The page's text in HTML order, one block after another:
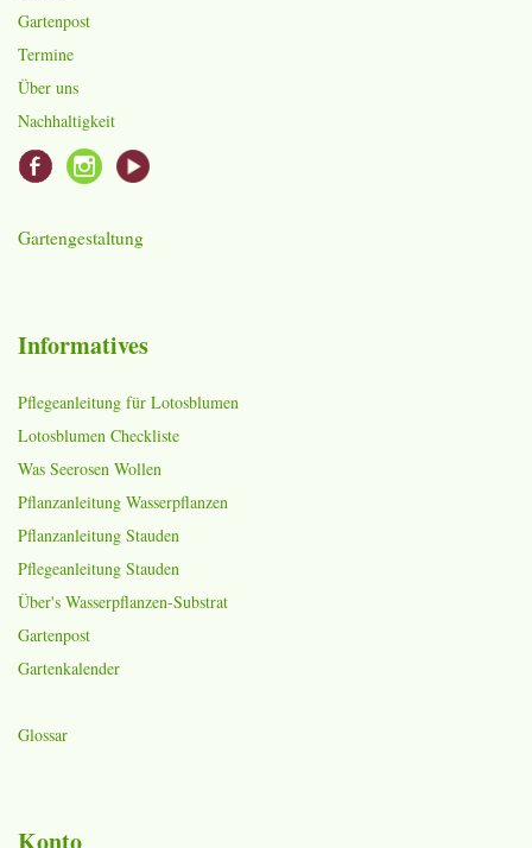
Gartenpost
Termine
Über uns
Nachhaltigkeit
Gartengestaltung
Informatives
Pflegeanleitung für Lotosblumen
Lotosblumen Checkliste
Was Seerosen Wollen
Pflanzanleitung Wasserpflanzen
Pflanzanleitung Stauden
Pflegeanleitung Stauden
Über's Wasserpflanzen-Substrat
Gartenpost
Gartenkalender
Glossar